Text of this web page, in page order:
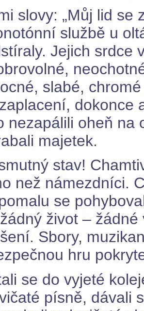
slovy: „Můj lid se
službě u
Jejich srdce
slabé,
dokonce
nezapálili oheň na
majetek.
stav!
než námezdníci.
se
život –
Sbory,
hru
se do vyjeté
písně, dávali